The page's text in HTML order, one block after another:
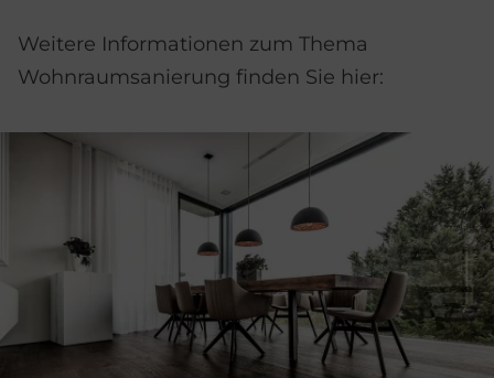
Weitere Informationen zum Thema
Wohnraumsanierung finden Sie hier: